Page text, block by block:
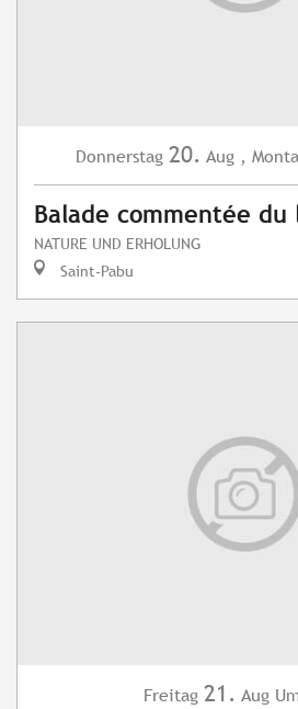
Donnerstag 20. Aug ,
Balade commentée
NATURE UND ERHOLUNG
Saint-Pabu
Freitag 21. Aug